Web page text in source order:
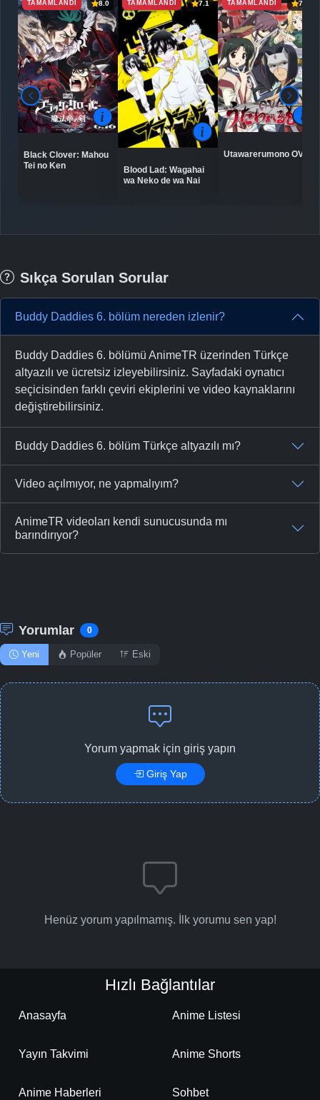
TAMAMLANDI 8.0
Black Clover: Mahou
Tei no Ken
TAMAMLANDI 7.1
Blood Lad: Wagahai
wa Neko de wa Nai
TAMAMLANDI 7.2
Utawarerumono OVA
Sıkça Sorulan Sorular
Buddy Daddies 6. bölüm nereden izlenir?
Buddy Daddies 6. bölümü AnimeTR üzerinden Türkçe
altyazılı ve ücretsiz izleyebilirsiniz. Sayfadaki oynatıcı
seçicisinden farklı çeviri ekiplerini ve video kaynaklarını
değiştirebilirsiniz.
Buddy Daddies 6. bölüm Türkçe altyazılı mı?
Video açılmıyor, ne yapmalıyım?
AnimeTR videoları kendi sunucusunda mı
barındırıyor?
Yorumlar 0
Yeni Popüler Eski
Yorum yapmak için giriş yapın
Giriş Yap
Henüz yorum yapılmamış. İlk yorumu sen yap!
Hızlı Bağlantılar
Anasayfa Anime Listesi
Yayın Takvimi Anime Shorts
Anime Haberleri Sohbet